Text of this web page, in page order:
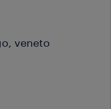
veneto